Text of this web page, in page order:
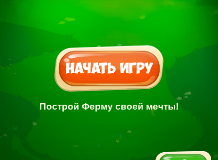
Построй Ферму своей мечты!